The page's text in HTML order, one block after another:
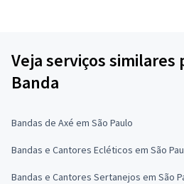
Veja serviços similares
Banda
Bandas de Axé em São Paulo
Bandas e Cantores Ecléticos em São
Bandas e Cantores Sertanejos em São